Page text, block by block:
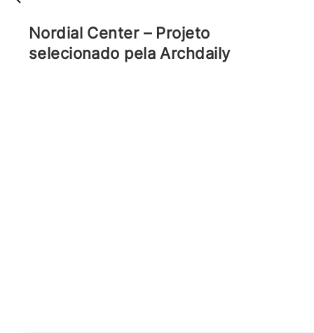
Nordial Center – Projeto
selecionado pela Archdaily